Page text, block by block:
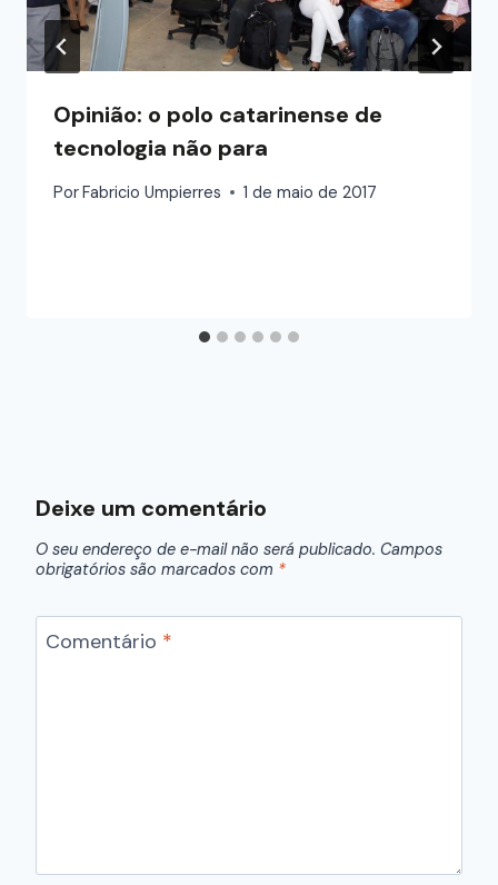
Opinião: o polo catarinense de
tecnologia não para
PorFabricio Umpierres 1 de maio de 2017
Deixe um comentário
O seu endereço de e-mail não será publicado. Campos
obrigatórios são marcados com *
Comentário *